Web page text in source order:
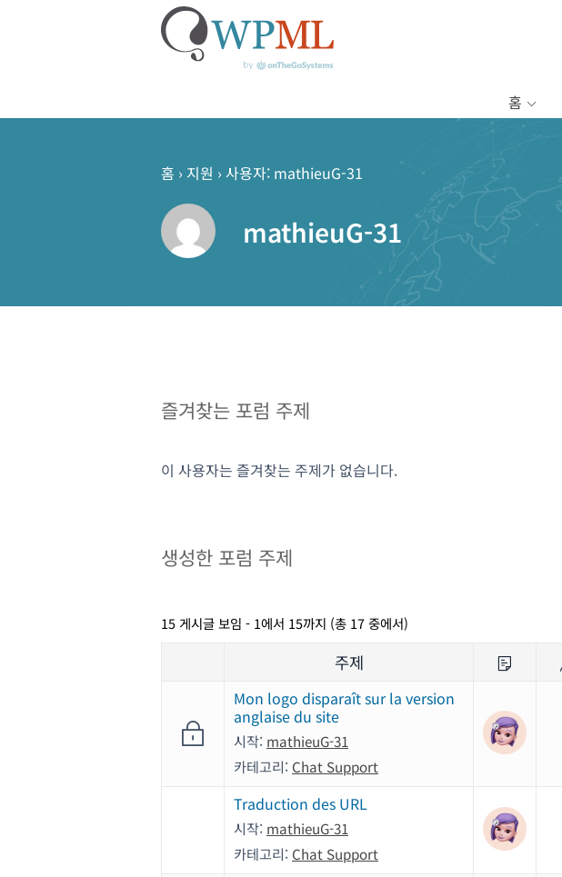
홈
홈 › 지원 › 사용자: mathieuG-31
mathieuG-31
즐겨찾는 포럼 주제
이 사용자는 즐겨찾는 주제가 없습니다.
생성한 포럼 주제
15 게시글 보임 - 1에서 15까지 (총 17 중에서)
주제
Mon logo disparaît sur la version
anglaise du site
시작: mathieuG-31
카테고리: Chat Support
Traduction des URL
시작: mathieuG-31
카테고리: Chat Support